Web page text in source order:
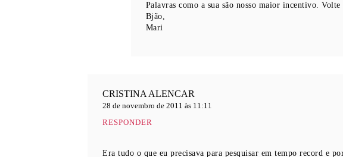
Palavras como a sua são nosso maior incentivo. Volte
Bjão,
Mari
CRISTINA ALENCAR
28 de novembro de 2011 às 11:11
RESPONDER
Era tudo o que eu precisava para pesquisar em tempo record e